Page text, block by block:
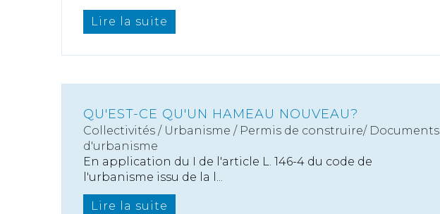
Lire la suite
QU'EST-CE QU'UN HAMEAU NOUVEAU?
Collectivités / Urbanisme / Permis de construire/ Documents
d'urbanisme
En application du I de l'article L. 146-4 du code de
l'urbanisme issu de la l...
Lire la suite